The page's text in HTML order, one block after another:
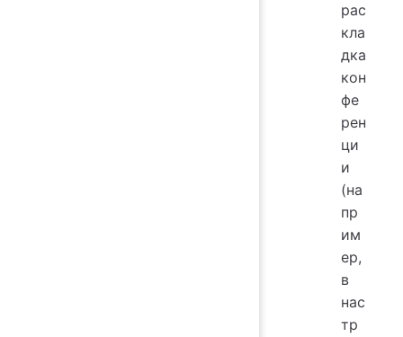
рас
кла
дка
кон
фе
рен
ци
и
(на
пр
им
ер,
в
нас
тр